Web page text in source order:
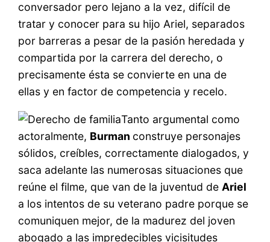
conversador pero lejano a la vez, difícil de
tratar y conocer para su hijo Ariel, separados
por barreras a pesar de la pasión heredada y
compartida por la carrera del derecho, o
precisamente ésta se convierte en una de
ellas y en factor de competencia y recelo.
Tanto argumental como
actoralmente, Burman construye personajes
sólidos, creíbles, correctamente dialogados, y
saca adelante las numerosas situaciones que
reúne el filme, que van de la juventud de Ariel
a los intentos de su veterano padre porque se
comuniquen mejor, de la madurez del joven
abogado a las impredecibles vicisitudes